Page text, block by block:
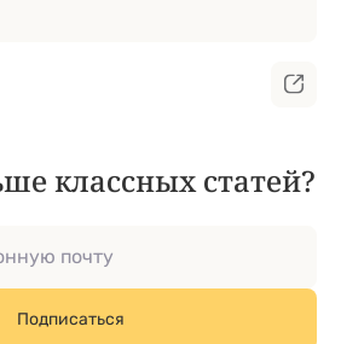
классных статей?
Подписаться